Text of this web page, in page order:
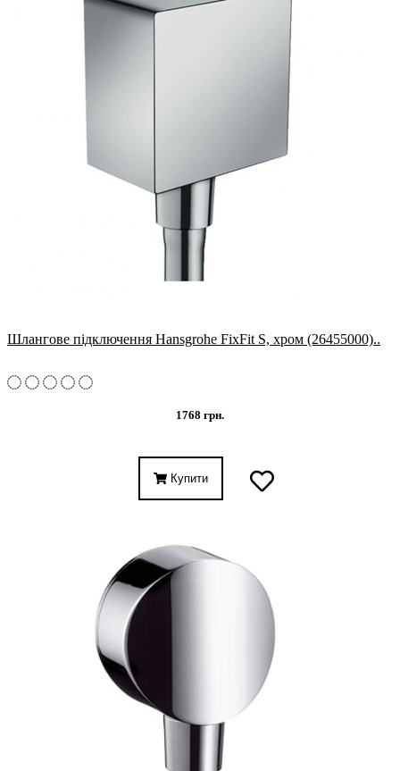
Шлангове підключення Hansgrohe FixFit S, хром (26455000)..
1768 грн.
Купити